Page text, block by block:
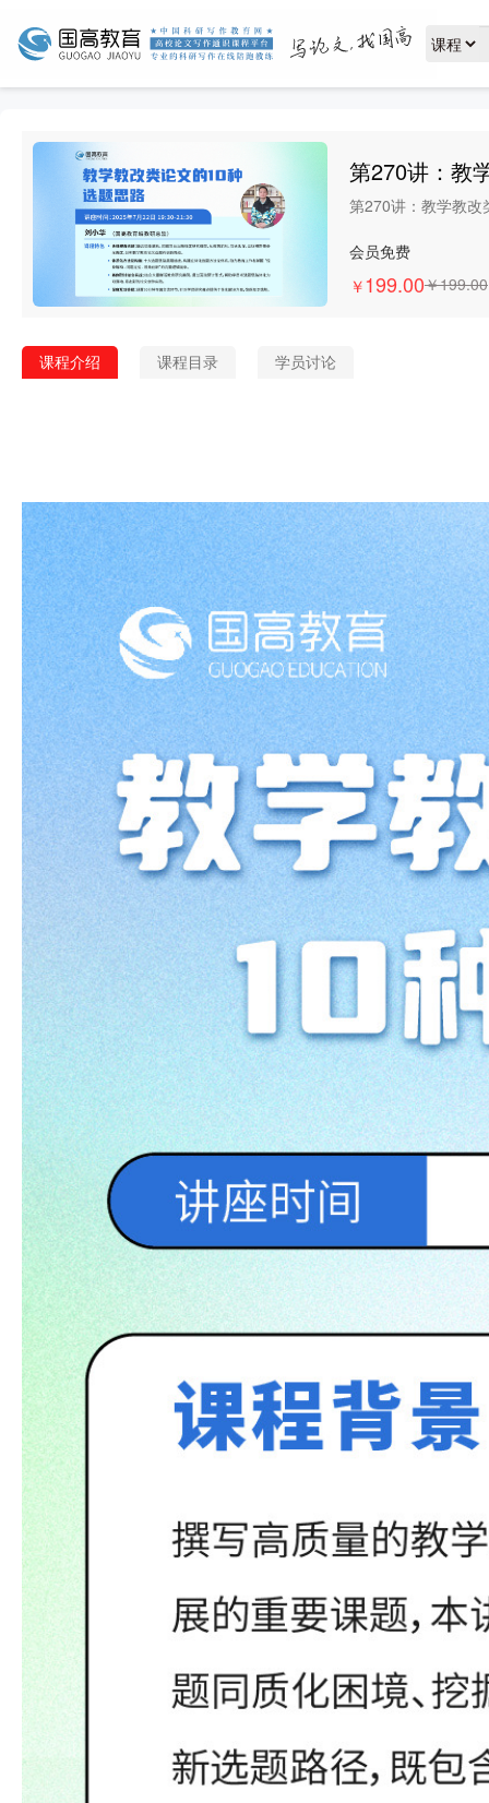
第270讲：教
第270讲：教学教改
会员免费
￥199.00￥199.00
课程介绍 课程目录 学员讨论